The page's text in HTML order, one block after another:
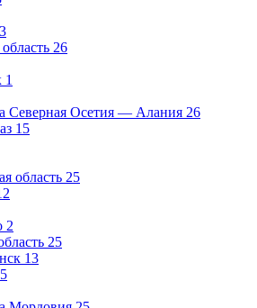
3
26
1
Северная Осетия — Алания 26
15
область 25
2
25
13
5